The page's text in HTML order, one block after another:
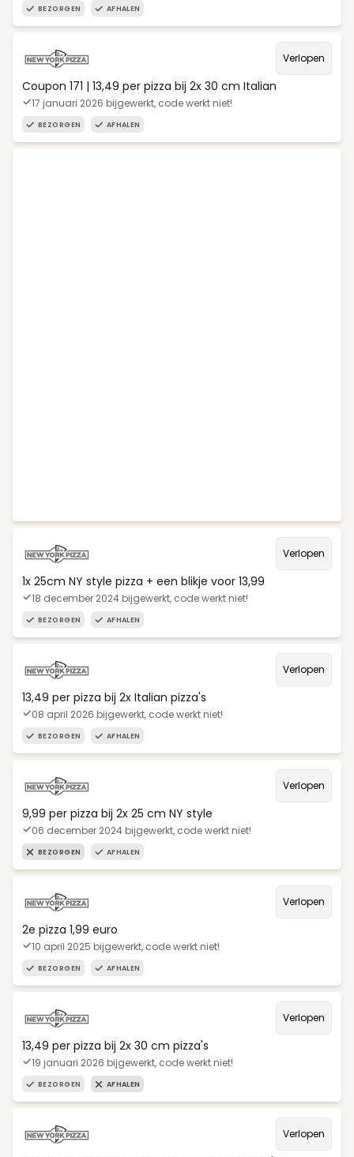
BEZORGEN AFHALEN
Verlopen
Coupon 171 | 13,49 per pizza bij 2x 30 cm Italian
17 januari 2026 bijgewerkt, code werkt niet!
BEZORGEN AFHALEN
Verlopen
1x 25cm NY style pizza + een blikje voor 13,99
18 december 2024 bijgewerkt, code werkt niet!
BEZORGEN AFHALEN
Verlopen
13,49 per pizza bij 2x Italian pizza's
08 april 2026 bijgewerkt, code werkt niet!
BEZORGEN AFHALEN
Verlopen
9,99 per pizza bij 2x 25 cm NY style
06 december 2024 bijgewerkt, code werkt niet!
BEZORGEN AFHALEN
Verlopen
2e pizza 1,99 euro
10 april 2025 bijgewerkt, code werkt niet!
BEZORGEN AFHALEN
Verlopen
13,49 per pizza bij 2x 30 cm pizza's
19 januari 2026 bijgewerkt, code werkt niet!
BEZORGEN AFHALEN
Verlopen